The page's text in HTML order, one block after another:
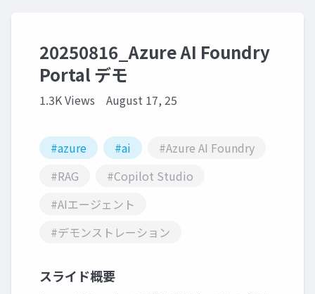
20250816_Azure AI Foundry
Portal デモ
1.3K Views August 17, 25
#azure #ai
#Azure AI Foundry
#RAG
#Copilot Studio
#AIエージェント
#デモンストレーション
スライド概要